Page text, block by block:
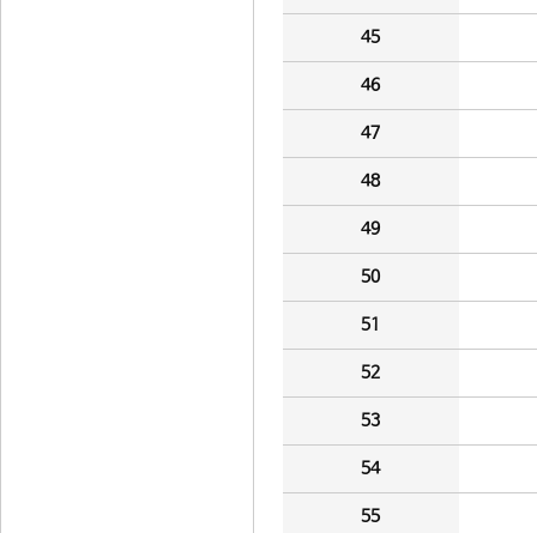
45
46
47
48
49
50
51
52
53
54
55